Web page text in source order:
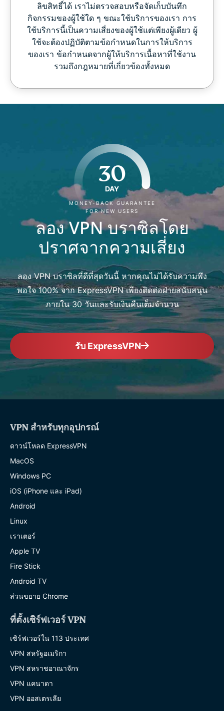
ลิขสิทธิ์ได้ เราไม่ตรวจสอบหรือจัดเก็บบันทึก
กิจกรรมของผู้ใช้ใด ๆ ขณะใช้บริการของเรา การ
ใช้บริการนี้เป็นความเสี่ยงของผู้ใช้แต่เพียงผู้เดียว ผู้
ใช้จะต้องปฏิบัติตามข้อกำหนดในการให้บริการ
ของเรา ข้อกำหนดจากผู้ให้บริการเนื้อหาที่ใช้งาน
รวมถึงกฎหมายที่เกี่ยวข้องทั้งหมด
30
DAY
MONEY-BACK GUARANTEE
FOR NEW USERS
ลอง VPN บราซิลโดย
ปราศจากความเสี่ยง
ลอง VPN บราซิลที่ดีที่สุดวันนี้ หากคุณไม่ได้รับความพึง
พอใจ 100% จาก ExpressVPN เพียงติดต่อฝ่ายสนับสนุน
ภายใน 30 วันและรับเงินคืนเต็มจำนวน
รับ ExpressVPN
VPN สำหรับทุกอุปกรณ์
ดาวน์โหลด ExpressVPN
MacOS
Windows PC
iOS (iPhone และ iPad)
Android
Linux
เราเตอร์
Apple TV
Fire Stick
Android TV
ส่วนขยาย Chrome
ที่ตั้งเซิร์ฟเวอร์ VPN
เซิร์ฟเวอร์ใน 113 ประเทศ
VPN สหรัฐอเมริกา
VPN สหราชอาณาจักร
VPN แคนาดา
VPN ออสเตรเลีย